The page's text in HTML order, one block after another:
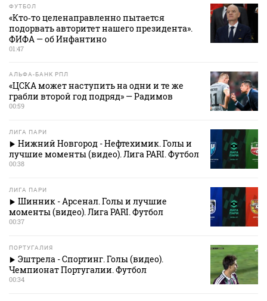
ФУТБОЛ
«Кто‑то целенаправленно пытается
подорвать авторитет нашего президента».
ФИФА — об Инфантино
01:47
АЛЬФА-БАНК РПЛ
«ЦСКА может наступить на одни и те же
грабли второй год подряд» — Радимов
00:59
ЛИГА ПАРИ
Нижний Новгород - Нефтехимик. Голы и
лучшие моменты (видео). Лига PARI. Футбол
00:38
ЛИГА ПАРИ
Шинник - Арсенал. Голы и лучшие
моменты (видео). Лига PARI. Футбол
00:37
ПОРТУГАЛИЯ
Эштрела - Спортинг. Голы (видео).
Чемпионат Португалии. Футбол
00:34